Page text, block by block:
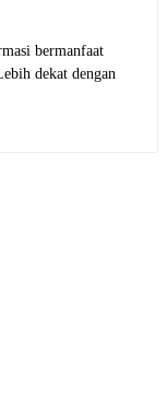
bermanfaat
dekat dengan